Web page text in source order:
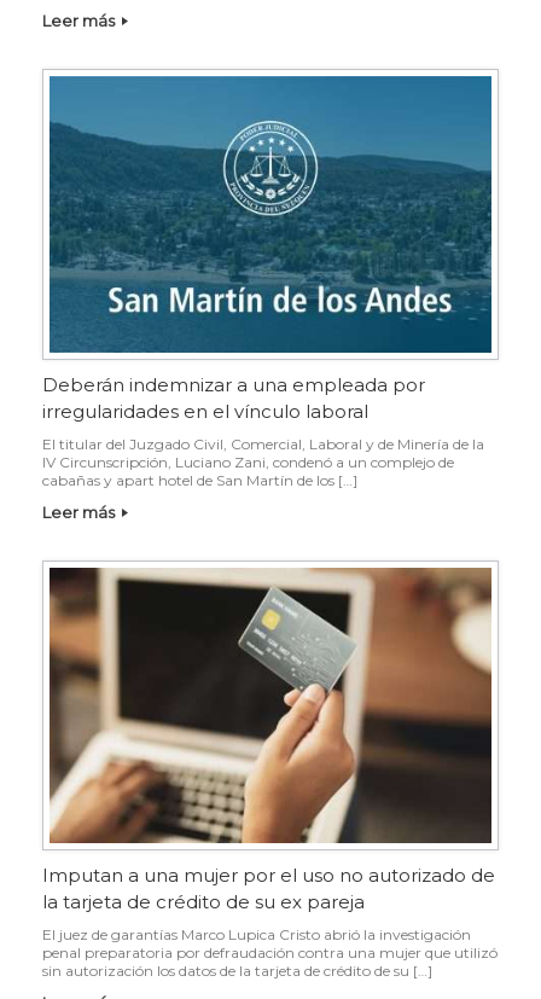
Leer más
Deberán indemnizar a una empleada por
irregularidades en el vínculo laboral
El titular del Juzgado Civil, Comercial, Laboral y de Minería de la
IV Circunscripción, Luciano Zani, condenó a un complejo de
cabañas y apart hotel de San Martín de los […]
Leer más
Imputan a una mujer por el uso no autorizado de
la tarjeta de crédito de su ex pareja
El juez de garantías Marco Lupica Cristo abrió la investigación
penal preparatoria por defraudación contra una mujer que utilizó
sin autorización los datos de la tarjeta de crédito de su […]